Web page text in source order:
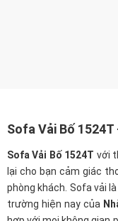
Sofa Vải Bố
Sofa Vải Bố 1524T với
lại cho bạn cảm giác
phòng khách. Sofa vải
trường hiện nay của